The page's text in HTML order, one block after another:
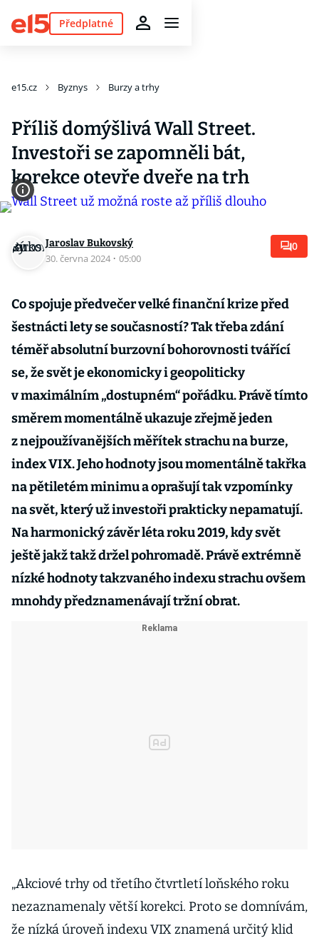
Předplatné
e15.cz Byznys Burzy a trhy
Příliš domýšlivá Wall Street.
Investoři se zapomněli bát,
korekce otevře dveře na trh
Jaroslav Bukovský
30. června 2024 · 05:00
0
Co spojuje předvečer velké finanční krize před
šestnácti lety se současností? Tak třeba zdání
téměř absolutní burzovní bohorovnosti tvářící
se, že svět je ekonomicky i geopoliticky
v maximálním „dostupném“ pořádku. Právě tímto
směrem momentálně ukazuje zřejmě jeden
z nejpoužívanějších měřítek strachu na burze,
index VIX. Jeho hodnoty jsou momentálně takřka
na pětiletém minimu a oprašují tak vzpomínky
na svět, který už investoři prakticky nepamatují.
Na harmonický závěr léta roku 2019, kdy svět
ještě jakž takž držel pohromadě. Právě extrémně
nízké hodnoty takzvaného indexu strachu ovšem
mnohdy předznamenávají tržní obrat.
„Akciové trhy od třetího čtvrtletí loňského roku
nezaznamenaly větší korekci. Proto se domnívám,
že nízká úroveň indexu VIX znamená určitý klid